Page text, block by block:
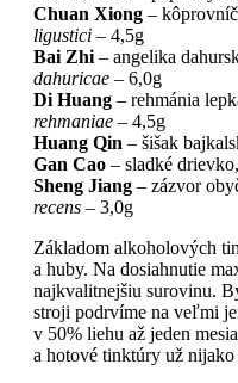
Chuan Xiong –
ligustici – 4,5g
Bai Zhi – angelika
dahuricae – 6,0g
Di Huang – rehmánia
rehmaniae – 4,5g
Huang Qin – šišak
Gan Cao – sladké
Sheng Jiang – zázvor
recens – 3,0g
Základom alkoholových
a huby. Na dosiahnutie
najkvalitnejšiu surovinu.
stroji podrvíme na veľmi
v 50% liehu až jeden
a hotové tinktúry už